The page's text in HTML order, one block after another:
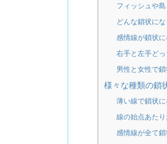
フィッシュや
どんな鎖状に
感情線が鎖状
右手と左手ど
男性と女性で
様々な種類の鎖
薄い線で鎖状
線の始点あた
感情線が全て鎖